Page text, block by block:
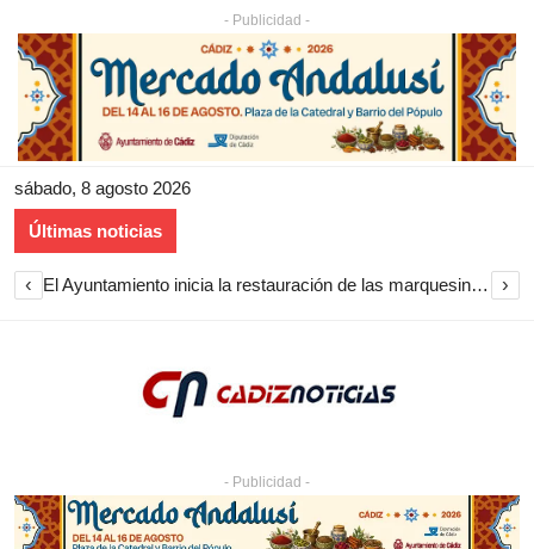
- Publicidad -
sábado, 8 agosto 2026
Últimas noticias
‹ El Ayuntamiento inicia la restauración de las marquesinas de Plaza Esteve para volver a instalarlas en el centro de Jerez ›
- Publicidad -